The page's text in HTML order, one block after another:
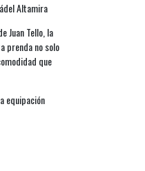
Altamira
Juan Tello, la
prenda no solo
que
equipación